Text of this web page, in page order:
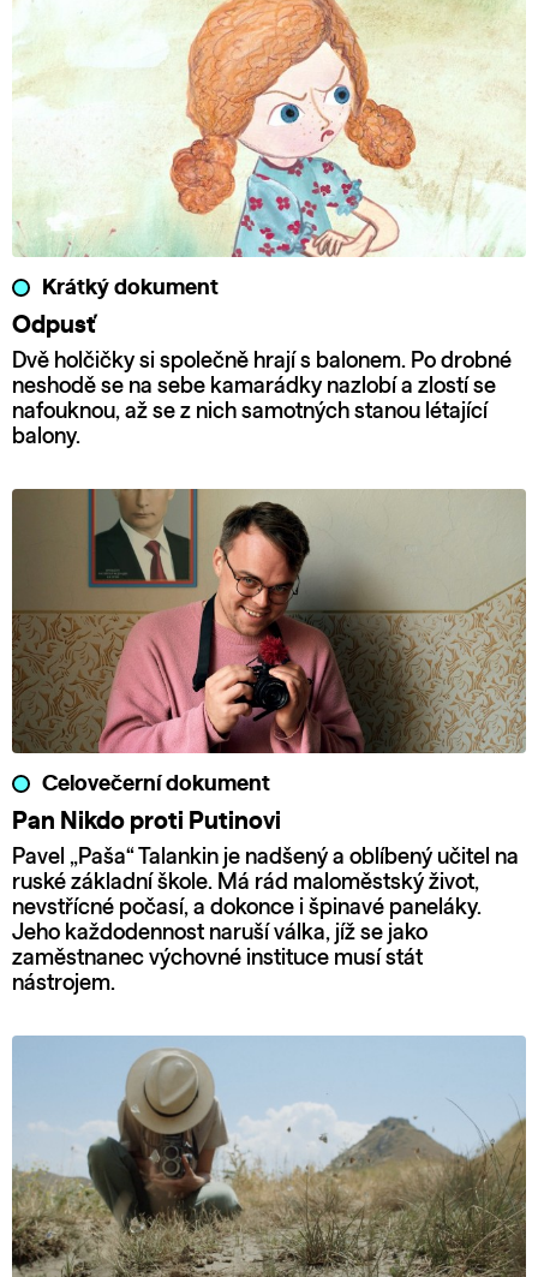
Krátký dokument
Odpusť
Dvě holčičky si společně hrají s balonem. Po drobné
neshodě se na sebe kamarádky nazlobí a zlostí se
nafouknou, až se z nich samotných stanou létající
balony.
Celovečerní dokument
Pan Nikdo proti Putinovi
Pavel „Paša“ Talankin je nadšený a oblíbený učitel na
ruské základní škole. Má rád maloměstský život,
nevstřícné počasí, a dokonce i špinavé paneláky.
Jeho každodennost naruší válka, jíž se jako
zaměstnanec výchovné instituce musí stát
nástrojem.